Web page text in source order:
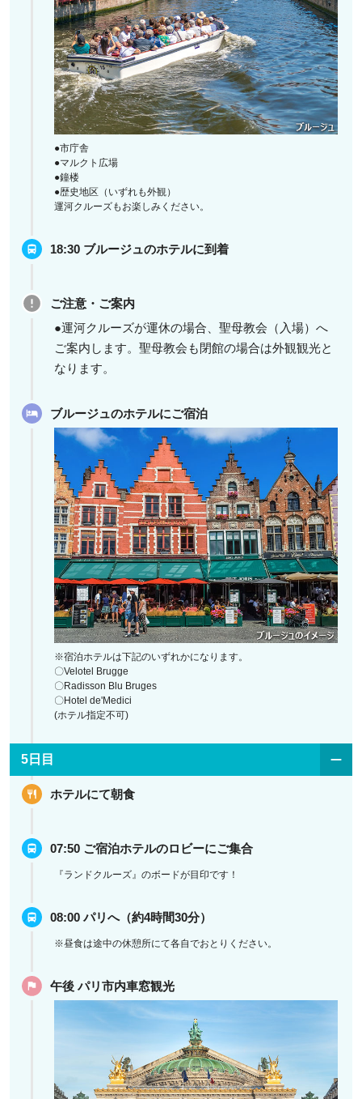
●市庁舎
●マルクト広場
●鐘楼
●歴史地区（いずれも外観）
運河クルーズもお楽しみください。
18:30 ブルージュのホテルに到着
ご注意・ご案内
●運河クルーズが運休の場合、聖母教会（入場）へ
ご案内します。聖母教会も閉館の場合は外観観光と
なります。
ブルージュのホテルにご宿泊
※宿泊ホテルは下記のいずれかになります。
〇Velotel Brugge
〇Radisson Blu Bruges
〇Hotel de'Medici
(ホテル指定不可)
5日目
ホテルにて朝食
07:50 ご宿泊ホテルのロビーにご集合
『ランドクルーズ』のボードが目印です！
08:00 パリへ（約4時間30分）
※昼食は途中の休憩所にて各自でおとりください。
午後 パリ市内車窓観光